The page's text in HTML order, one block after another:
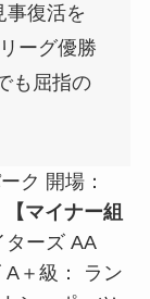
事復活を
ーグ優勝
も屈指の
ク 開場：
【マイナー組
ターズ AA
＋級： ラン